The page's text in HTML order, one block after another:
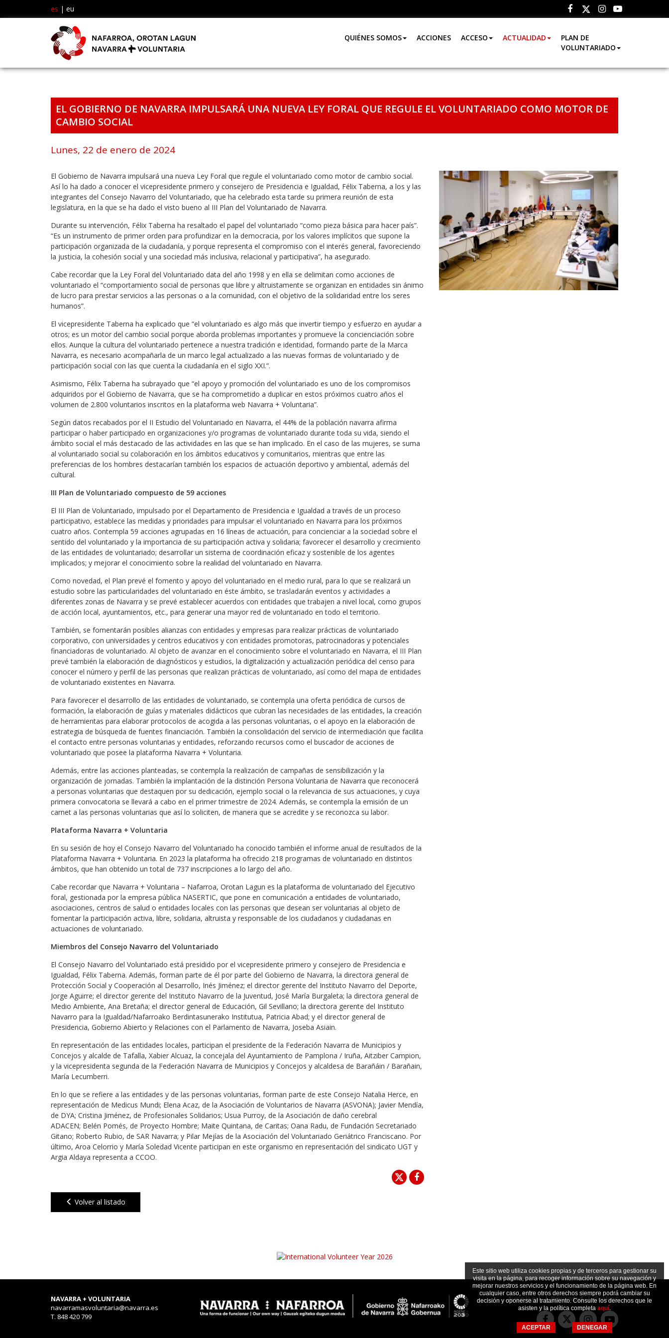
Este sitio web utiliza cookies propias y de terceros para gestionar su
visita en la página, para recoger información sobre su navegación y
mejorar nuestros servicios y el funcionamiento de la página web. En
cualquier caso, entre otros derechos siempre podrá cambiar su
decisión y oponerse al tratamiento. Consulte los derechos que le
asisten y la política completa aquí.
ACEPTAR DENEGAR
es | eu
Facebook
Twitter
Instagram
Youtube
QUIÉNES SOMOS ACCIONES ACCESO ACTUALIDAD
PLAN DE
VOLUNTARIADO
EL GOBIERNO DE NAVARRA IMPULSARÁ UNA NUEVA LEY FORAL QUE REGULE EL VOLUNTARIADO COMO MOTOR DE
CAMBIO SOCIAL
Lunes, 22 de enero de 2024
El Gobierno de Navarra impulsará una nueva Ley Foral que regule el voluntariado como motor de cambio social.
Así lo ha dado a conocer el vicepresidente primero y consejero de Presidencia e Igualdad, Félix Taberna, a los y las
integrantes del Consejo Navarro del Voluntariado, que ha celebrado esta tarde su primera reunión de esta
legislatura, en la que se ha dado el visto bueno al III Plan del Voluntariado de Navarra.
Durante su intervención, Félix Taberna ha resaltado el papel del voluntariado “como pieza básica para hacer país”.
“Es un instrumento de primer orden para profundizar en la democracia, por los valores implícitos que supone la
participación organizada de la ciudadanía, y porque representa el compromiso con el interés general, favoreciendo
la justicia, la cohesión social y una sociedad más inclusiva, relacional y participativa”, ha asegurado.
Cabe recordar que la Ley Foral del Voluntariado data del año 1998 y en ella se delimitan como acciones de
voluntariado el “comportamiento social de personas que libre y altruistamente se organizan en entidades sin ánimo
de lucro para prestar servicios a las personas o a la comunidad, con el objetivo de la solidaridad entre los seres
humanos”.
El vicepresidente Taberna ha explicado que “el voluntariado es algo más que invertir tiempo y esfuerzo en ayudar a
otros; es un motor del cambio social porque aborda problemas importantes y promueve la concienciación sobre
ellos. Aunque la cultura del voluntariado pertenece a nuestra tradición e identidad, formando parte de la Marca
Navarra, es necesario acompañarla de un marco legal actualizado a las nuevas formas de voluntariado y de
participación social con las que cuenta la ciudadanía en el siglo XXI.”.
Asimismo, Félix Taberna ha subrayado que “el apoyo y promoción del voluntariado es uno de los compromisos
adquiridos por el Gobierno de Navarra, que se ha comprometido a duplicar en estos próximos cuatro años el
volumen de 2.800 voluntarios inscritos en la plataforma web Navarra + Voluntaria”.
Según datos recabados por el II Estudio del Voluntariado en Navarra, el 44% de la población navarra afirma
participar o haber participado en organizaciones y/o programas de voluntariado durante toda su vida, siendo el
ámbito social el más destacado de las actividades en las que se han implicado. En el caso de las mujeres, se suma
al voluntariado social su colaboración en los ámbitos educativos y comunitarios, mientras que entre las
preferencias de los hombres destacarían también los espacios de actuación deportivo y ambiental, además del
cultural.
III Plan de Voluntariado compuesto de 59 acciones
El III Plan de Voluntariado, impulsado por el Departamento de Presidencia e Igualdad a través de un proceso
participativo, establece las medidas y prioridades para impulsar el voluntariado en Navarra para los próximos
cuatro años. Contempla 59 acciones agrupadas en 16 líneas de actuación, para concienciar a la sociedad sobre el
sentido del voluntariado y la importancia de su participación activa y solidaria; favorecer el desarrollo y crecimiento
de las entidades de voluntariado; desarrollar un sistema de coordinación eficaz y sostenible de los agentes
implicados; y mejorar el conocimiento sobre la realidad del voluntariado en Navarra.
Como novedad, el Plan prevé el fomento y apoyo del voluntariado en el medio rural, para lo que se realizará un
estudio sobre las particularidades del voluntariado en éste ámbito, se trasladarán eventos y actividades a
diferentes zonas de Navarra y se prevé establecer acuerdos con entidades que trabajen a nivel local, como grupos
de acción local, ayuntamientos, etc., para generar una mayor red de voluntariado en todo el territorio.
También, se fomentarán posibles alianzas con entidades y empresas para realizar prácticas de voluntariado
corporativo, con universidades y centros educativos y con entidades promotoras, patrocinadoras y potenciales
financiadoras de voluntariado. Al objeto de avanzar en el conocimiento sobre el voluntariado en Navarra, el III Plan
prevé también la elaboración de diagnósticos y estudios, la digitalización y actualización periódica del censo para
conocer el número y perfil de las personas que realizan prácticas de voluntariado, así como del mapa de entidades
de voluntariado existentes en Navarra.
Para favorecer el desarrollo de las entidades de voluntariado, se contempla una oferta periódica de cursos de
formación, la elaboración de guías y materiales didácticos que cubran las necesidades de las entidades, la creación
de herramientas para elaborar protocolos de acogida a las personas voluntarias, o el apoyo en la elaboración de
estrategia de búsqueda de fuentes financiación. También la consolidación del servicio de intermediación que facilita
el contacto entre personas voluntarias y entidades, reforzando recursos como el buscador de acciones de
voluntariado que posee la plataforma Navarra + Voluntaria.
Además, entre las acciones planteadas, se contempla la realización de campañas de sensibilización y la
organización de jornadas. También la implantación de la distinción Persona Voluntaria de Navarra que reconocerá
a personas voluntarias que destaquen por su dedicación, ejemplo social o la relevancia de sus actuaciones, y cuya
primera convocatoria se llevará a cabo en el primer trimestre de 2024. Además, se contempla la emisión de un
carnet a las personas voluntarias que así lo soliciten, de manera que se acredite y se reconozca su labor.
Plataforma Navarra + Voluntaria
En su sesión de hoy el Consejo Navarro del Voluntariado ha conocido también el informe anual de resultados de la
Plataforma Navarra + Voluntaria. En 2023 la plataforma ha ofrecido 218 programas de voluntariado en distintos
ámbitos, que han obtenido un total de 737 inscripciones a lo largo del año.
Cabe recordar que Navarra + Voluntaria – Nafarroa, Orotan Lagun es la plataforma de voluntariado del Ejecutivo
foral, gestionada por la empresa pública NASERTIC, que pone en comunicación a entidades de voluntariado,
asociaciones, centros de salud o entidades locales con las personas que desean ser voluntarias al objeto de
fomentar la participación activa, libre, solidaria, altruista y responsable de los ciudadanos y ciudadanas en
actuaciones de voluntariado.
Miembros del Consejo Navarro del Voluntariado
El Consejo Navarro del Voluntariado está presidido por el vicepresidente primero y consejero de Presidencia e
Igualdad, Félix Taberna. Además, forman parte de él por parte del Gobierno de Navarra, la directora general de
Protección Social y Cooperación al Desarrollo, Inés Jiménez; el director gerente del Instituto Navarro del Deporte,
Jorge Aguirre; el director gerente del Instituto Navarro de la Juventud, José María Burgaleta; la directora general de
Medio Ambiente, Ana Bretaña; el director general de Educación, Gil Sevillano; la directora gerente del Instituto
Navarro para la Igualdad/Nafarroako Berdintasunerako Institutua, Patricia Abad; y el director general de
Presidencia, Gobierno Abierto y Relaciones con el Parlamento de Navarra, Joseba Asiain.
En representación de las entidades locales, participan el presidente de la Federación Navarra de Municipios y
Concejos y alcalde de Tafalla, Xabier Alcuaz, la concejala del Ayuntamiento de Pamplona / Iruña, Aitziber Campion,
y la vicepresidenta segunda de la Federación Navarra de Municipios y Concejos y alcaldesa de Barañáin / Barañain,
María Lecumberri.
En lo que se refiere a las entidades y de las personas voluntarias, forman parte de este Consejo Natalia Herce, en
representación de Medicus Mundi; Elena Acaz, de la Asociación de Voluntarios de Navarra (ASVONA); Javier Mendía,
de DYA; Cristina Jiménez, de Profesionales Solidarios; Usua Purroy, de la Asociación de daño cerebral
ADACEN; Belén Pomés, de Proyecto Hombre; Maite Quintana, de Caritas; Oana Radu, de Fundación Secretariado
Gitano; Roberto Rubio, de SAR Navarra; y Pilar Mejías de la Asociación del Voluntariado Geriátrico Franciscano. Por
último, Aroa Celorrio y María Soledad Vicente participan en este organismo en representación del sindicato UGT y
Argia Aldaya representa a CCOO.
Volver al listado
NAVARRA + VOLUNTARIA
navarramasvoluntaria@navarra.es
T. 848 420 799
Aviso legal|Privacidad|Cookies
Facebook
Twitter
InstagramYoutube